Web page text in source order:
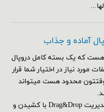
آماده و جذاب
یک توزیع و پروفایل دروپال ۸ هست که یک بسته کامل دروپال
مورد نیاز در اختیار شما قرار
محدود هست میتواند
این پروفایل امکانات جالبی از جمله مدیریت Drag&Drop با کشیدن و